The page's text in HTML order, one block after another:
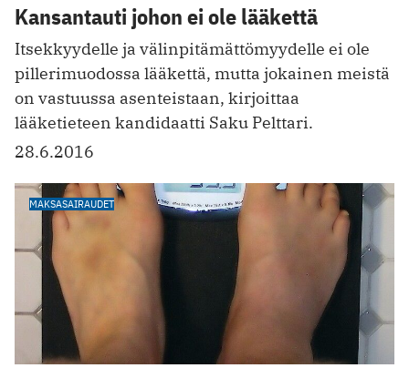
Kansantauti johon ei ole lääkettä
Itsekkyydelle ja välinpitämättömyydelle ei ole
pillerimuodossa lääkettä, mutta jokainen meistä
on vastuussa asenteistaan, kirjoittaa
lääketieteen kandidaatti Saku Pelttari.
28.6.2016
MAKSASAIRAUDET